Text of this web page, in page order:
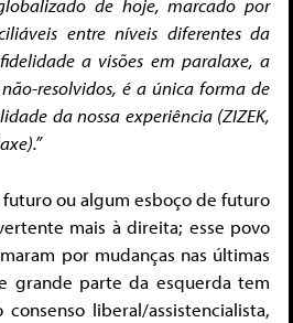
entre níveis diferentes da
a visões em paralaxe, a
resolvidos, é a única forma de
da nossa experiência (ZIZEK,
ou algum esboço de futuro
mais à direita; esse povo
por mudanças nas últimas
grande parte da esquerda tem
liberal/assistencialista,